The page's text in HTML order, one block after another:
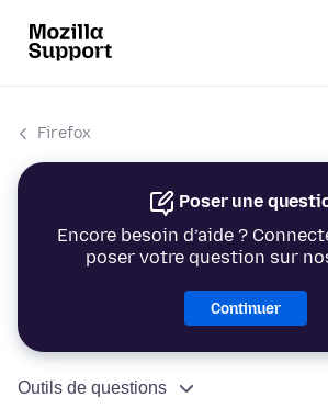
Firefox
Poser une
Encore besoin d’aide ?
poser votre question sur
Continuer
Outils de questions